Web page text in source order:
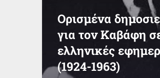
Ορισμένα
για τον Καβάφη
ελληνικές
(1924-1963)